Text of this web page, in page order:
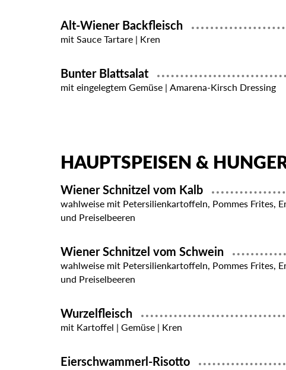
Alt-Wiener Backfleisch
mit Sauce Tartare | Kren
Bunter Blattsalat
mit eingelegtem Gemüse | Amarena-Kirsch Dressing
HAUPTSPEISEN &
Wiener Schnitzel vom Kalb
wahlweise mit Petersilienkartoffeln, Pommes Frites,
und Preiselbeeren
Wiener Schnitzel vom Schwein
wahlweise mit Petersilienkartoffeln, Pommes Frites,
und Preiselbeeren
Wurzelfleisch
mit Kartoffel | Gemüse | Kren
Eierschwammerl-Risotto